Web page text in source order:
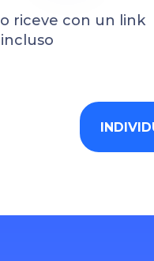
riceve con un link
incluso